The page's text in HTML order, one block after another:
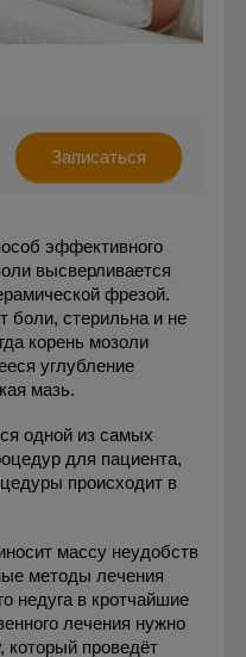
Записаться
эффективного
высверливается
фрезой.
боли, стерильна и не
корень мозоли
углубление
мазь.
одной из самых
для пациента,
происходит в
массу неудобств
методы лечения
недуга в кротчайшие
лечения нужно
который проведёт